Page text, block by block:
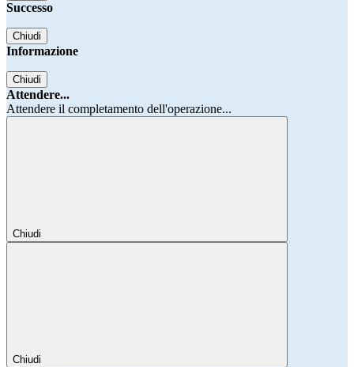
Successo
Chiudi
Informazione
Chiudi
Attendere...
Attendere il completamento dell'operazione...
Chiudi
Chiudi